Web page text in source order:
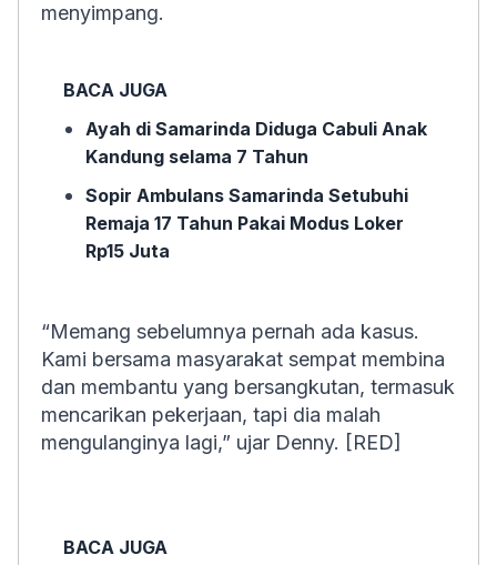
menyimpang.
BACA JUGA
Ayah di Samarinda Diduga Cabuli Anak
Kandung selama 7 Tahun
Sopir Ambulans Samarinda Setubuhi
Remaja 17 Tahun Pakai Modus Loker
Rp15 Juta
“Memang sebelumnya pernah ada kasus.
Kami bersama masyarakat sempat membina
dan membantu yang bersangkutan, termasuk
mencarikan pekerjaan, tapi dia malah
mengulanginya lagi,” ujar Denny. [RED]
BACA JUGA